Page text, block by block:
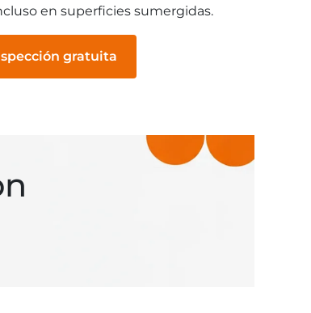
en superficies sumergidas.
gratuita